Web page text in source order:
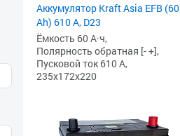
Аккумулятор Kraft Asia EFB (60
Ah) 610 А, D23
Ёмкость 60 А·ч,
Полярность обратная [- +],
Пусковой ток 610 А,
235x172x220